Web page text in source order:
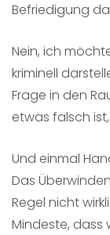
Befriedigung
Nein, ich
kriminell
Frage in den
etwas falsch
Und einmal
Das
Regel nicht
Mindeste, dass